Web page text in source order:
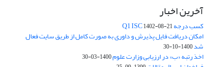
آخرین اخبار
کسب درجه Q1 ISC1402-08-21
امکان دریافت فایل پذیرش و داوری به صورت کامل از طریق سایت فعال
شد1400-10-30
اخذ رتبه «ب» در ارزیابی وزارت علوم1400-03-30